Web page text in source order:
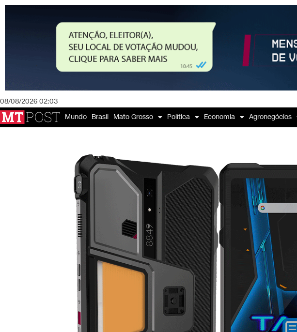
08/08/2026 02:03
Mundo Brasil Mato Grosso Política Economia Agronegócios